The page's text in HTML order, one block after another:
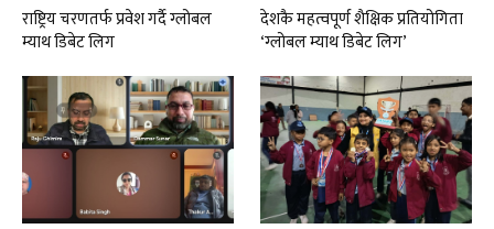
राष्ट्रिय चरणतर्फ प्रवेश गर्दै ग्लोबल
म्याथ डिबेट लिग
देशकै महत्वपूर्ण शैक्षिक प्रतियोगिता
‘ग्लोबल म्याथ डिबेट लिग’